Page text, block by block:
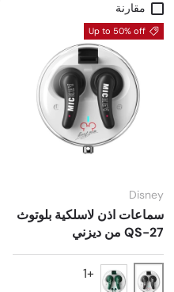
مقارنة
Up to 50% off
Disney
سماعات اذن لاسلكية بلوتوث
QS-27 من ديزني